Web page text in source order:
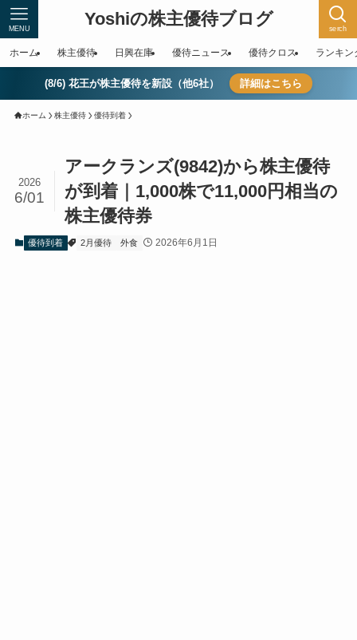
Yoshiの株主優待ブログ serch
MENU
ホーム 株主優待 日興在庫 優待ニュース 優待クロス ランキン
(8/6) 花王が株主優待を新設（他6社） 詳細はこちら
ホーム 株主優待 優待到着
アークランズ(9842)から株主優待
が到着｜1,000株で11,000円相当の
株主優待券
2026
6/01
優待到着 2月優待 外食 2026年6月1日